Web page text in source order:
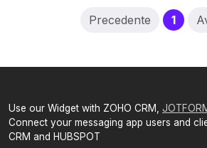
Precedente 1
Use our Widget with ZOHO CRM,
Connect your messaging app users and
CRM and HUBSPOT